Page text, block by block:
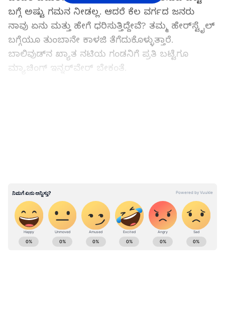
ಬಗ್ಗೆ ಅಷ್ಟು ಗಮನ ನೀಡಲ್ಲ. ಆದರೆ ಕೆಲ ವರ್ಗದ ಜನರು
ನಾವು ಏನು ಮತ್ತು ಹೇಗೆ ಧರಿಸುತ್ತಿದ್ದೇವೆ? ತಮ್ಮ ಹೇರ್‌ಸ್ಟೈಲ್
ಬಗ್ಗೆಯೂ ತುಂಬಾನೇ ಕಾಳಜಿ ತೆಗೆದುಕೊಳ್ಳುತ್ತಾರೆ.
ಬಾಲಿವುಡ್‌ನ ಖ್ಯಾತ ನಟಿಯ ಗಂಡನಿಗೆ ಪ್ರತಿ ಬಟ್ಟೆಗೂ
ಮ್ಯಾಚಿಂಗ್ ಇನ್ನರ್‌ವೇರ್ ಬೇಕಂತೆ.
ತುಣುಕಗಳು ಸಾಮಾಜಿಕ ಜಾಲತಾಣದಲ್ಲಿ ಮುನ್ನಲೆಗೆ
ಬರುತ್ತಿವೆ.
ಕಪಿಲ್ ಪ್ರಶ್ನೆಗೆ ಹೌದು ಎಂದ ಜಹೀರ್ ಇಕ್ಬಾಲ್!
ABOUT THE AUTHOR